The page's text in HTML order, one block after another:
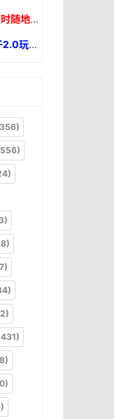
（7045期）最新0撸福利 有手机就行随时随地做 纯净无广告 边玩游戏边赚
（5021期）10月最新得物创作者野路子2.0玩法，新平台无脑搬运